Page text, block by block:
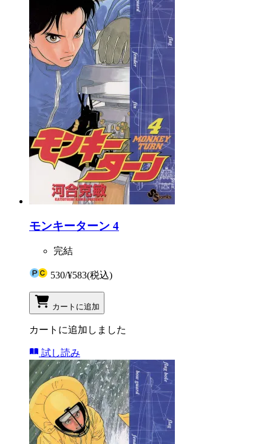
モンキーターン 4
完結
530/¥583(税込)
カートに追加
カートに追加しました
試し読み